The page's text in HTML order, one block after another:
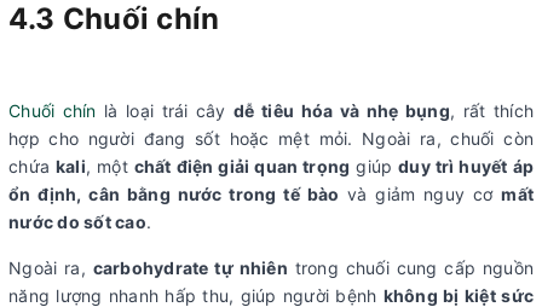
4.3 Chuối chín
Chuối chín là loại trái câydễ tiêu hóa và nhẹ bụng, rất thích
hợp cho người đang sốt hoặc mệt mỏi. Ngoài ra, chuối còn
chứa kali, một chất điện giải quan trọng giúpduy trì huyết áp
ổn định, cân bằng nước trong tế bào và giảm nguy cơmất
nước do sốt cao.
Ngoài ra, carbohydrate tự nhiên trong chuối cung cấp nguồn
năng lượng nhanh hấp thu, giúp người bệnh không bị kiệt sức